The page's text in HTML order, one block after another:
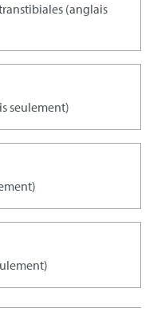
(anglais
seulement)